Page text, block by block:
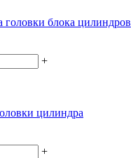
блока цилиндров
+
цилиндра
+